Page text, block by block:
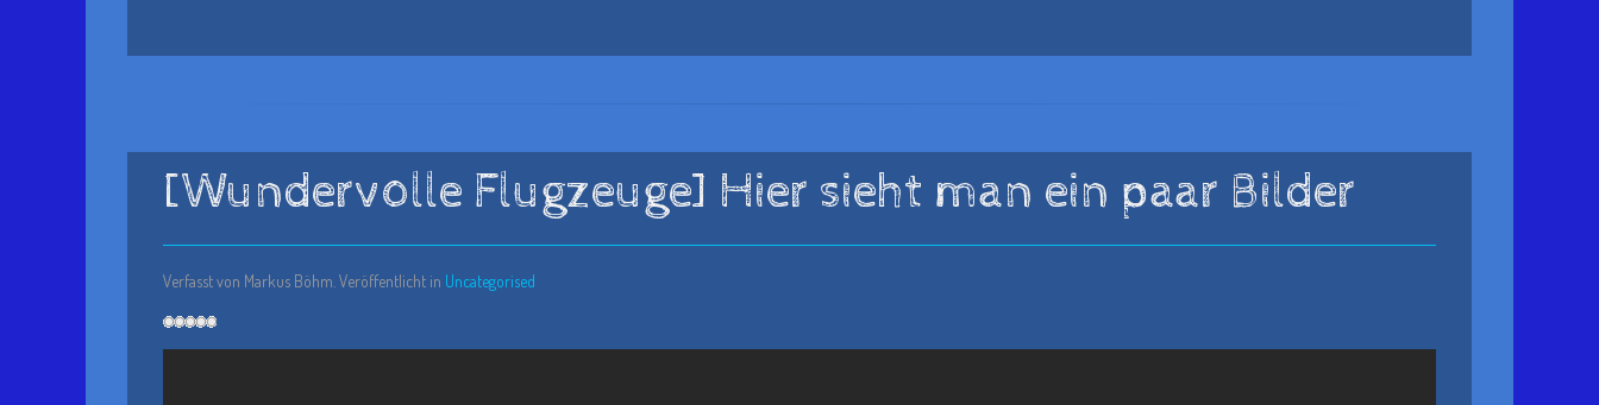
[Wundervolle Flugzeuge] Hier sieht man ein paar Bilder
Verfasst von Markus Böhm. Veröffentlicht in Uncategorised